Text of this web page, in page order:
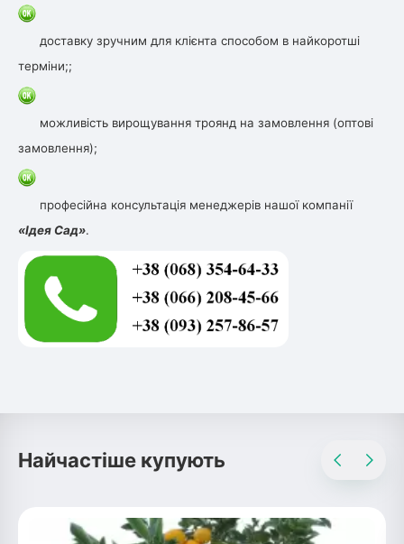
доставку зручним для клієнта способом в найкоротші
терміни;;
можливість вирощування троянд на замовлення (оптові
замовлення);
професійна консультація менеджерів нашої компанії
«Ідея Сад».
Найчастіше купують